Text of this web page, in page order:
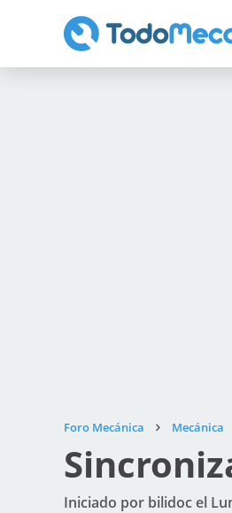
Foro Mecánica Mecánica
Iniciado por bilidoc el